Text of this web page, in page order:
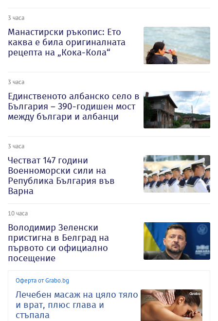
3 часа
Манастирски ръкопис: Ето
каква е била оригиналната
рецепта на „Кока-Кола“
3 часа
Единственото албанско село в
България – 390-годишен мост
между българи и албанци
3 часа
Честват 147 години
Военноморски сили на
Република България във
Варна
10 часа
Володимир Зеленски
пристигна в Белград на
първото си официално
посещение
Оферта от Grabo.bg
Лечебен масаж на цяло тяло
и врат, плюс глава и
стъпала